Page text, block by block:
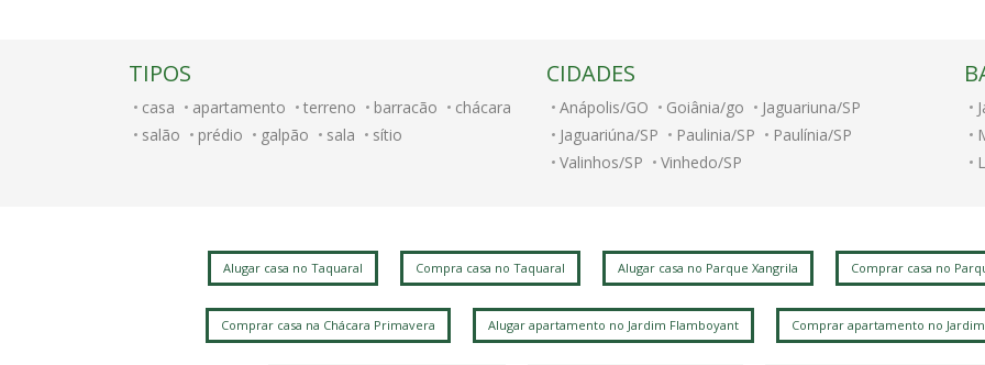
TIPOS
casa apartamento terreno barracão
chácara
salão
prédio galpão sala sítio
CIDADES
Anápolis/GO Goiânia/go
Jaguariuna/SP
Jaguariúna/SP
Paulinia/SP
Paulínia/SP
Valinhos/SP
Vinhedo/SP
Alugar casa no Taquaral Compra casa no Taquaral Alugar casa no Parque Xangrila Comprar casa no
Comprar casa na Chácara Primavera Alugar apartamento no Jardim Flamboyant Comprar apartamento no